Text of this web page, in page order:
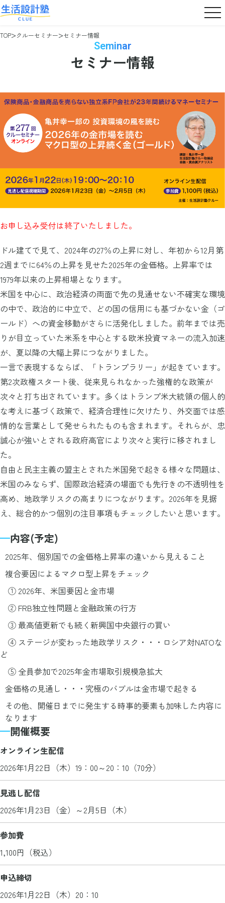
TOP クルーセミナー セミナー情報
Seminar
セミナー情報
お申し込み受付は終了いたしました。
ドル建てで見て、2024年の27％の上昇に対し、年初から12月第
2週までに64％の上昇を見せた2025年の金価格。上昇率では
1979年以来の上昇相場となります。
米国を中心に、政治経済の両面で先の見通せない不確実な環境
の中で、政治的に中立で、どの国の信用にも基づかない金（ゴ
ールド）への資金移動がさらに活発化しました。前年までは売
りが目立っていた米系を中心とする欧米投資マネーの流入加速
が、夏以降の大幅上昇につながりました。
一言で表現するならば、「トランプラリー」が起きています。
第2次政権スタート後、従来見られなかった強権的な政策が
次々と打ち出されています。多くはトランプ米大統領の個人的
な考えに基づく政策で、経済合理性に欠けたり、外交面では感
情的な言葉として発せられたものも含まれます。それらが、忠
誠心が強いとされる政府高官により次々と実行に移されまし
た。
自由と民主主義の盟主とされた米国発で起きる様々な問題は、
米国のみならず、国際政治経済の場面でも先行きの不透明性を
高め、地政学リスクの高まりにつながります。2026年を見据
え、総合的かつ個別の注目事項もチェックしたいと思います。
内容(予定)
2025年、個別国での金価格上昇率の違いから見えること
複合要因によるマクロ型上昇をチェック
① 2026年、米国要因と金市場
② FRB独立性問題と金融政策の行方
③ 最高値更新でも続く新興国中央銀行の買い
④ ステージが変わった地政学リスク・・・ロシア対NATOな
ど
⑤ 全員参加で2025年金市場取引規模急拡大
金価格の見通し・・・究極のバブルは金市場で起きる
その他、開催日までに発生する時事的要素も加味した内容に
なります
開催概要
オンライン生配信
2026年1月22日（木）19：00～20：10（70分）
見逃し配信
2026年1月23日（金）～2月5日（木）
参加費
1,100円（税込）
申込締切
2026年1月22日（木）20：10